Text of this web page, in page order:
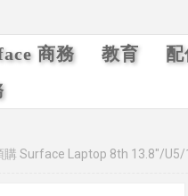
商務 教育
購 Surface Laptop 8th 13.8"/